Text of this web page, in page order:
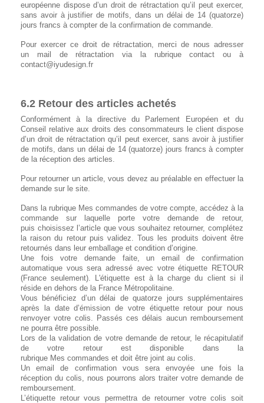
européenne dispose d’un droit de rétractation qu’il peut exercer,
sans avoir à justifier de motifs, dans un délai de 14 (quatorze)
jours francs à compter de la confirmation de commande.
Pour exercer ce droit de rétractation, merci de nous adresser
un mail de rétractation via la rubrique contact ou à
contact@iyudesign.fr
6.2 Retour des articles achetés
Conformément à la directive du Parlement Européen et du
Conseil relative aux droits des consommateurs le client dispose
d’un droit de rétractation qu’il peut exercer, sans avoir à justifier
de motifs, dans un délai de 14 (quatorze) jours francs à compter
de la réception des articles.
Pour retourner un article, vous devez au préalable en effectuer la
demande sur le site.
Dans la rubrique Mes commandes de votre compte, accédez à la
commande sur laquelle porte votre demande de retour,
puis choisissez l’article que vous souhaitez retourner, complétez
la raison du retour puis validez. Tous les produits doivent être
retournés dans leur emballage et condition d’origine.
Une fois votre demande faite, un email de confirmation
automatique vous sera adressé avec votre étiquette RETOUR
(France seulement). L'étiquette est à la charge du client si il
réside en dehors de la France Métropolitaine.
Vous bénéficiez d’un délai de quatorze jours supplémentaires
après la date d’émission de votre étiquette retour pour nous
renvoyer votre colis. Passés ces délais aucun remboursement
ne pourra être possible.
Lors de la validation de votre demande de retour, le récapitulatif
de votre retour est disponible dans la
rubrique Mes commandes et doit être joint au colis.
Un email de confirmation vous sera envoyée une fois la
réception du colis, nous pourrons alors traiter votre demande de
remboursement.
L’étiquette retour vous permettra de retourner votre colis soit